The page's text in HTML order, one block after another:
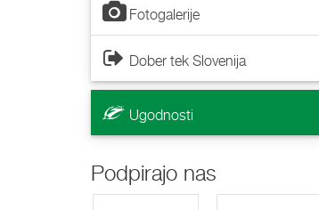
Fotogalerije
Dober tek Slovenija
Ugodnosti
Podpirajo nas